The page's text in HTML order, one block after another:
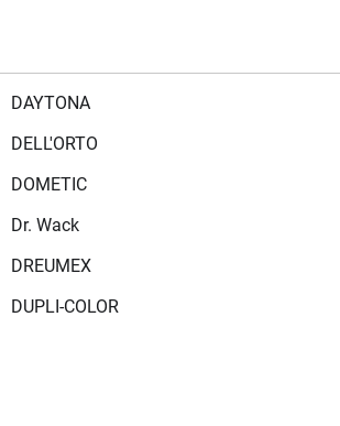
DAYTONA
DELL'ORTO
DOMETIC
Dr. Wack
DREUMEX
DUPLI-COLOR